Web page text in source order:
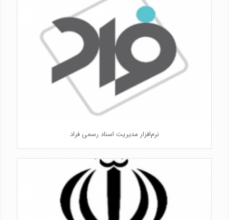
نرم‌افزار مدیریت اسناد رسمی فراد